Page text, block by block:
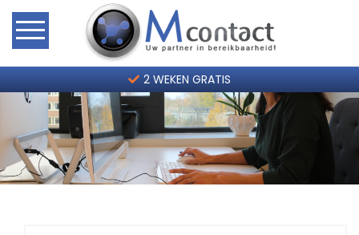
Home
Hoe werkt het?
Telefoonservice Tarieven
2 WEKEN GRATIS